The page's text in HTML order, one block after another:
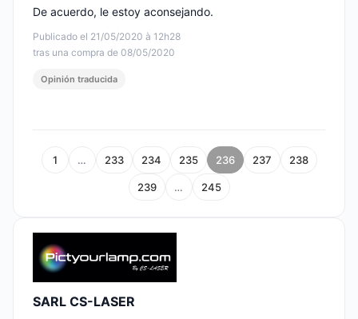
Publicado el 21/05/2020 à 12h28
tras una compra de 08/05/2020
De acuerdo, le estoy aconsejando.
Opinión traducida
1 … 233 234 235 236 237 238
239 … 245
SARL CS-LASER